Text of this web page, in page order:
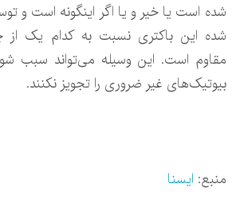
شده است یا خیر و یا اگر اینگونه است و
شده این باکتری نسبت به کدام یک از
مقاوم است. این وسیله می‌تواند سبب
بیوتیک‌های غیر ضروری را تجویز نکنند.
منبع: ایسنا